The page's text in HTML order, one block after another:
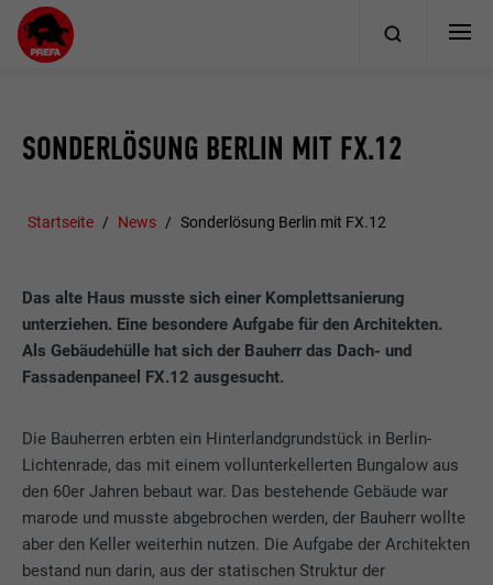
SONDERLÖSUNG BERLIN MIT FX.12
Startseite News Sonderlösung Berlin mit FX.12
Das alte Haus musste sich einer Komplettsanierung
unterziehen. Eine besondere Aufgabe für den Architekten.
Als Gebäudehülle hat sich der Bauherr das Dach- und
Fassadenpaneel FX.12 ausgesucht.
Die Bauherren erbten ein Hinterlandgrundstück in Berlin-
Lichtenrade, das mit einem vollunterkellerten Bungalow aus
den 60er Jahren bebaut war. Das bestehende Gebäude war
marode und musste abgebrochen werden, der Bauherr wollte
aber den Keller weiterhin nutzen. Die Aufgabe der Architekten
bestand nun darin, aus der statischen Struktur der